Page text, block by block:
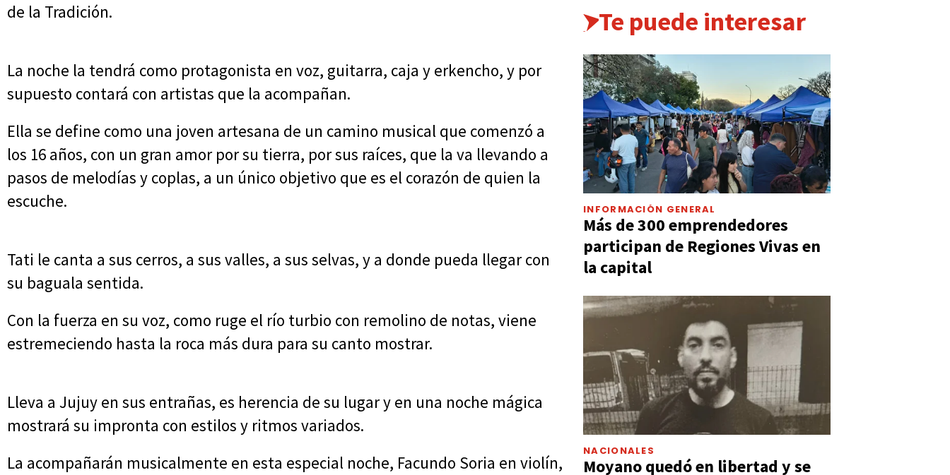
de la Tradición.
La noche la tendrá como protagonista en voz, guitarra, caja y erkencho, y por
supuesto contará con artistas que la acompañan.
Ella se define como una joven artesana de un camino musical que comenzó a
los 16 años, con un gran amor por su tierra, por sus raíces, que la va llevando a
pasos de melodías y coplas, a un único objetivo que es el corazón de quien la
escuche.
Tati le canta a sus cerros, a sus valles, a sus selvas, y a donde pueda llegar con
su baguala sentida.
Con la fuerza en su voz, como ruge el río turbio con remolino de notas, viene
estremeciendo hasta la roca más dura para su canto mostrar.
Lleva a Jujuy en sus entrañas, es herencia de su lugar y en una noche mágica
mostrará su impronta con estilos y ritmos variados.
La acompañarán musicalmente en esta especial noche, Facundo Soria en violín,
Te puede interesar
INFORMACIÓN GENERAL
Más de 300 emprendedores
participan de Regiones Vivas en
la capital
NACIONALES
Moyano quedó en libertad y se